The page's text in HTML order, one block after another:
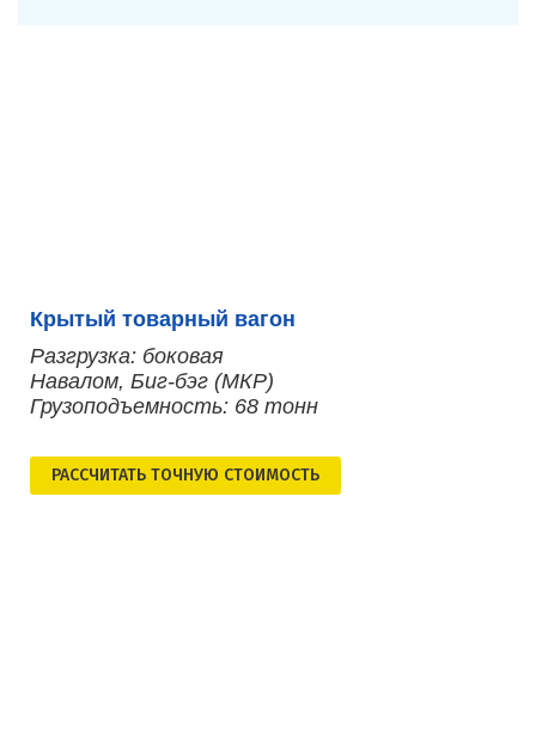
Крытый товарный вагон
Разгрузка: боковая
Навалом, Биг-бэг (МКР)
Грузоподъемность: 68 тонн
РАСCЧИТАТЬ ТОЧНУЮ СТОИМОСТЬ